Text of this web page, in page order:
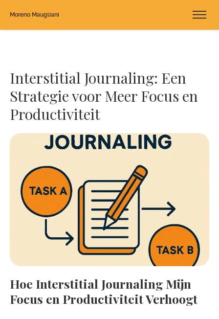
Moreno Maugliani
Interstitial Journaling: Een
Strategie voor Meer Focus en
Productiviteit
Hoe Interstitial Journaling Mijn
Focus en Productiviteit Verhoogt